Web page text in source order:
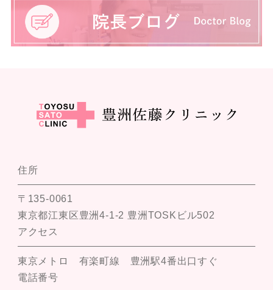
住所
〒135-0061
東京都江東区豊洲4-1-2 豊洲TOSKビル502
アクセス
東京メトロ 有楽町線 豊洲駅4番出口すぐ
電話番号